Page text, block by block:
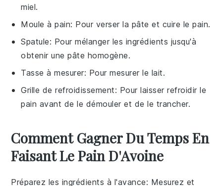
miel.
Moule à pain: Pour verser la pâte et cuire le pain.
Spatule: Pour mélanger les ingrédients jusqu'à
obtenir une pâte homogène.
Tasse à mesurer: Pour mesurer le lait.
Grille de refroidissement: Pour laisser refroidir le
pain avant de le démouler et de le trancher.
Comment Gagner Du Temps En
Faisant Le Pain D'Avoine
Préparez les ingrédients à l'avance: Mesurez et